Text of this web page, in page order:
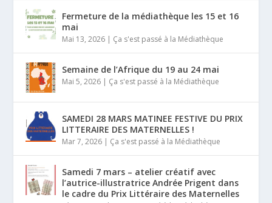
Fermeture de la médiathèque les 15 et 16
mai
Mai 13, 2026 | Ça s'est passé à la Médiathèque
Semaine de l’Afrique du 19 au 24 mai
Mai 5, 2026 | Ça s'est passé à la Médiathèque
SAMEDI 28 MARS MATINEE FESTIVE DU PRIX
LITTERAIRE DES MATERNELLES !
Mar 7, 2026 | Ça s'est passé à la Médiathèque
Samedi 7 mars – atelier créatif avec
l’autrice-illustratrice Andrée Prigent dans
le cadre du Prix Littéraire des Maternelles